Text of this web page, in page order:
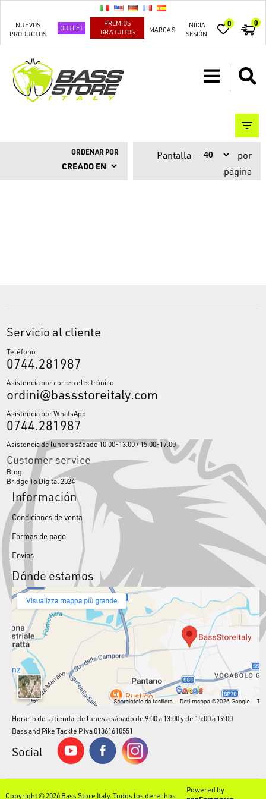
NUEVOS
PRODUCTOS
OUTLET
PREMIOS
GRATUITOS
MARCAS
INICIA
SESIÓN
0 0
ORDENAR POR Pantalla
por
página
Servicio al cliente
Teléfono
0744.281987
Asistencia por correo electrónico
ordini@bassstoreitaly.com
Asistencia por WhatsApp
0744.281987
Asistencia de lunes a sábado 10.00-13.00 / 15.00-17.00
Customer service
Blog
Bridge To Digital 2024
Información
Condiciones de venta
Formas de pago
Envíos
Dónde estamos
Horario de la tienda: de lunes a sábado de 9:00 a 13:00 y de 15:00 a 19:00
Bass and Pike Tackle P.Iva 01361610551
Social
Copyright © 2026 Bass Store Italy. Todos los derechos
Powered by